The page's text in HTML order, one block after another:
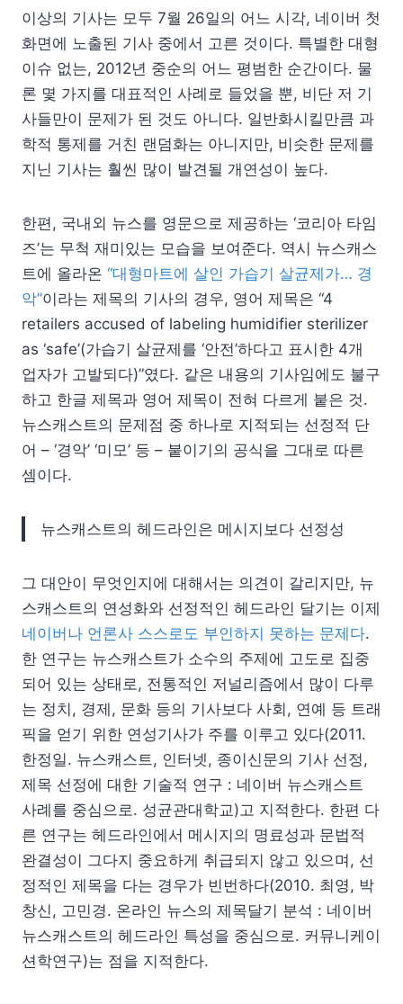
이상의 기사는 모두 7월 26일의 어느 시각, 네이버 첫
화면에 노출된 기사 중에서 고른 것이다. 특별한 대형
이슈 없는, 2012년 중순의 어느 평범한 순간이다. 물
론 몇 가지를 대표적인 사례로 들었을 뿐, 비단 저 기
사들만이 문제가 된 것도 아니다. 일반화시킬만큼 과
학적 통제를 거친 랜덤화는 아니지만, 비슷한 문제를
지닌 기사는 훨씬 많이 발견될 개연성이 높다.
한편, 국내외 뉴스를 영문으로 제공하는 ‘코리아 타임
즈’는 무척 재미있는 모습을 보여준다. 역시 뉴스캐스
트에 올라온 “대형마트에 살인 가습기 살균제가… 경
악”이라는 제목의 기사의 경우, 영어 제목은 “4
retailers accused of labeling humidifier sterilizer
as ‘safe’(가습기 살균제를 ‘안전’하다고 표시한 4개
업자가 고발되다)”였다. 같은 내용의 기사임에도 불구
하고 한글 제목과 영어 제목이 전혀 다르게 붙은 것.
뉴스캐스트의 문제점 중 하나로 지적되는 선정적 단
어 – ‘경악’ ‘미모’ 등 – 붙이기의 공식을 그대로 따른
셈이다.
뉴스캐스트의 헤드라인은 메시지보다 선정성
그 대안이 무엇인지에 대해서는 의견이 갈리지만, 뉴
스캐스트의 연성화와 선정적인 헤드라인 달기는 이제
네이버나 언론사 스스로도 부인하지 못하는 문제다.
한 연구는 뉴스캐스트가 소수의 주제에 고도로 집중
되어 있는 상태로, 전통적인 저널리즘에서 많이 다루
는 정치, 경제, 문화 등의 기사보다 사회, 연예 등 트래
픽을 얻기 위한 연성기사가 주를 이루고 있다(2011.
한정일. 뉴스캐스트, 인터넷, 종이신문의 기사 선정,
제목 선정에 대한 기술적 연구 : 네이버 뉴스캐스트
사례를 중심으로. 성균관대학교)고 지적한다. 한편 다
른 연구는 헤드라인에서 메시지의 명료성과 문법적
완결성이 그다지 중요하게 취급되지 않고 있으며, 선
정적인 제목을 다는 경우가 빈번하다(2010. 최영, 박
창신, 고민경. 온라인 뉴스의 제목달기 분석 : 네이버
뉴스캐스트의 헤드라인 특성을 중심으로. 커뮤니케이
션학연구)는 점을 지적한다.